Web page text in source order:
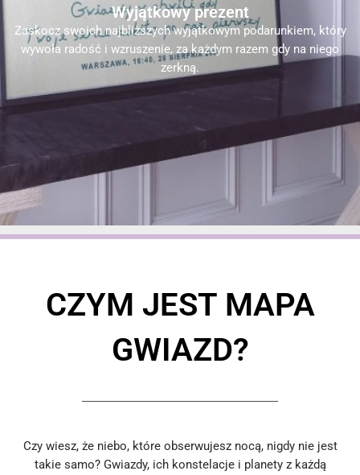
Wyjątkowy prezent
Zaskocz swoich najbliższych wyjątkowym podarunkiem, który
wywoła radość i wzruszenie, za każdym razem gdy na niego
zerkną.
CZYM JEST MAPA
GWIAZD?
Czy wiesz, że niebo, które obserwujesz nocą, nigdy nie jest
takie samo? Gwiazdy, ich konstelacje i planety z każdą